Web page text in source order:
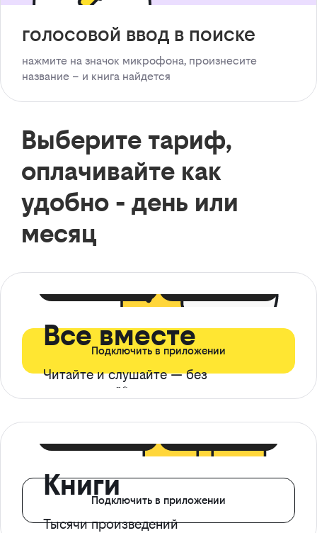
голосовой ввод в поиске
нажмите на значок микрофона, произнесите
название – и книга найдется
Выберите тариф,
оплачивайте как
удобно - день или
месяц
Все вместе
Читайте и слушайте — без
ограничений*
Подключить в приложении
Книги
Тысячи произведений
Подключить в приложении